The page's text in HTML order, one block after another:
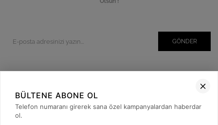
GÖNDER
Müşteri İlişkileri
Yardım
BÜLTENE ABONE OL
Telefon numaranı girerek sana özel kampanyalardan haberdar
ol.